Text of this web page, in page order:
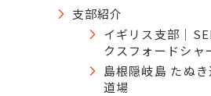
支部紹介
イギリス支部｜
クスフォードシャ
島根隠岐島 たぬ
道場